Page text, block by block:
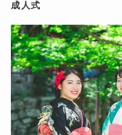
成人式